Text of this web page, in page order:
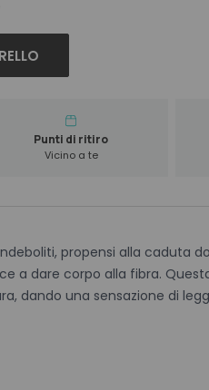
Punti di ritiro
Vicino a te
propensi alla caduta
a dare corpo alla fibra.
dando una sensazione di